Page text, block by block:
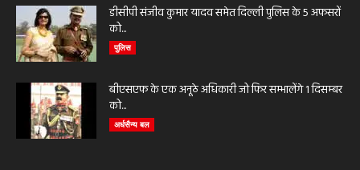
डीसीपी संजीव कुमार यादव समेत दिल्ली पुलिस के 5 अफसरों
को...
पुलिस
बीएसएफ के एक अनूठे अधिकारी जो फिर सम्भालेंगे 1 दिसम्बर
को...
अर्धसैन्य बल